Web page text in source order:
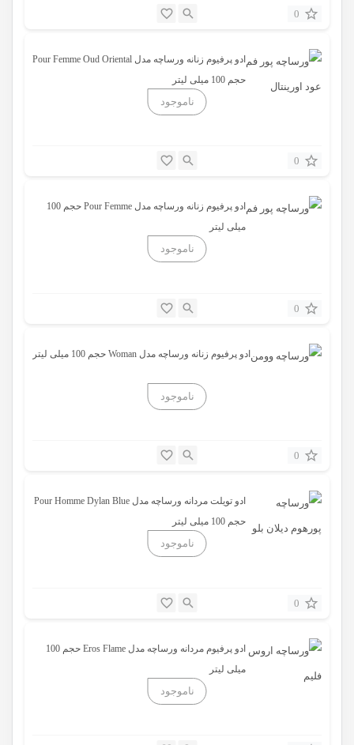
0
ادو پرفیوم زنانه ورساچه مدل Pour Femme Oud Oriental
حجم 100 میلی لیتر
0
ادو پرفیوم زنانه ورساچه مدل Pour Femme حجم 100
میلی لیتر
0
ادو پرفیوم زنانه ورساچه مدل Woman حجم 100 میلی لیتر
0
ادو تویلت مردانه ورساچه مدل Pour Homme Dylan Blue
حجم 100 میلی لیتر
0
ادو پرفیوم مردانه ورساچه مدل Eros Flame حجم 100
میلی لیتر